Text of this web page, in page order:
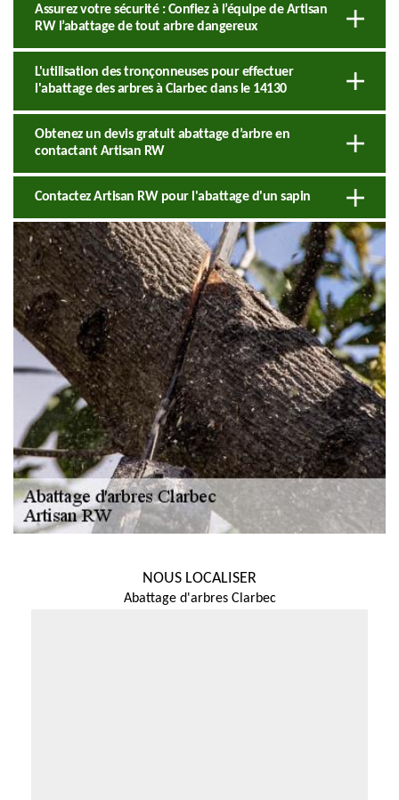
Assurez votre sécurité : Confiez à l’équipe de Artisan
RW l’abattage de tout arbre dangereux
L'utilisation des tronçonneuses pour effectuer
l'abattage des arbres à Clarbec dans le 14130
Obtenez un devis gratuit abattage d’arbre en
contactant Artisan RW
Contactez Artisan RW pour l'abattage d'un sapin
NOUS LOCALISER
Abattage d'arbres Clarbec